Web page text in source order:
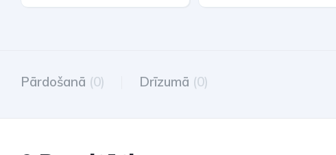
Pārdošanā (0) Drīzumā (0)